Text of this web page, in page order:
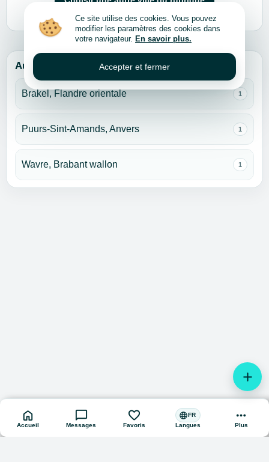
add
home
Accueil
chat_bubble
Messages
favorite
Favoris
languageFR
Langues
more_horiz
Plus
Autres villes pour cette rubrique
Brakel, Flandre orientale 1
Puurs-Sint-Amands, Anvers 1
Wavre, Brabant wallon 1
Ce site utilise des cookies. Vous pouvez
modifier les paramètres des cookies dans
votre navigateur. En savoir plus.
Accepter et fermer